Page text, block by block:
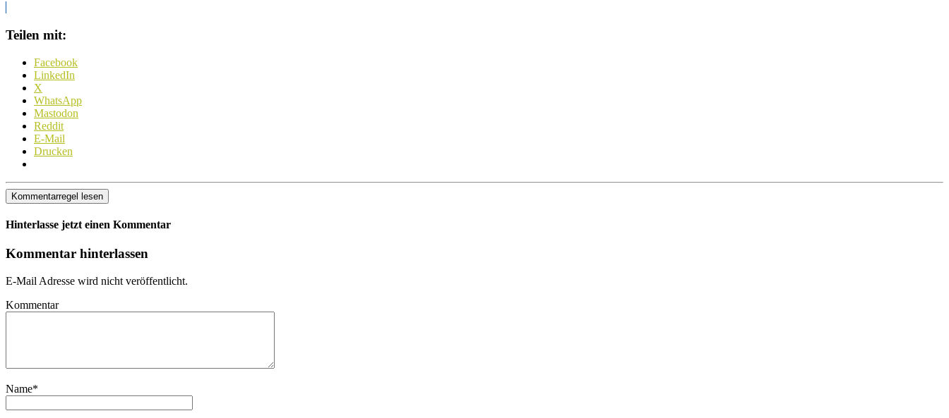
Teilen mit:
Facebook
LinkedIn
X
WhatsApp
Mastodon
Reddit
E-Mail
Drucken
Kommentarregel lesen
Hinterlasse jetzt einen Kommentar
Kommentar hinterlassen
E-Mail Adresse wird nicht veröffentlicht.
Kommentar
Name*